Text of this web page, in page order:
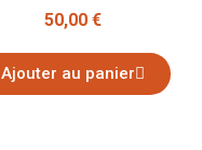
50,00 €
Ajouter au panier